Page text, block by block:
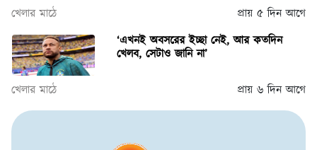
খেলার মাঠে
প্রায় ৫ দিন আগে
‘এখনই অবসরের ইচ্ছা নেই, আর কতদিন
খেলব, সেটাও জানি না’
খেলার মাঠে প্রায় ৬ দিন আগে